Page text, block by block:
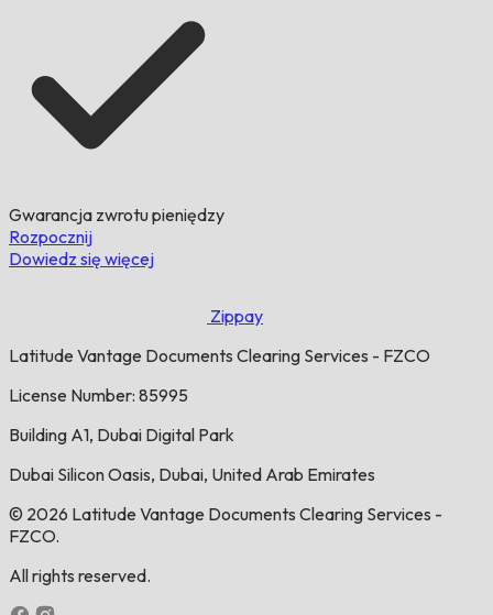
Gwarancja zwrotu pieniędzy
Rozpocznij
Dowiedz się więcej
Zippay
Latitude Vantage Documents Clearing Services - FZCO
License Number: 85995
Building A1, Dubai Digital Park
Dubai Silicon Oasis, Dubai, United Arab Emirates
© 2026 Latitude Vantage Documents Clearing Services -
FZCO.
All rights reserved.